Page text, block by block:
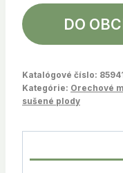
DO
Katalógové číslo:
Kategórie: Orechové
sušené plody